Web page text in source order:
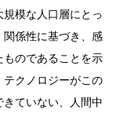
模な人口層にとっ
係性に基づき、感
のであることを示
テクノロジーがこの
ていない、人間中